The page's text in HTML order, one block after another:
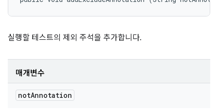
실행할 테스트의 제외 주석을 추가합니다.
매개변수
notAnnotation